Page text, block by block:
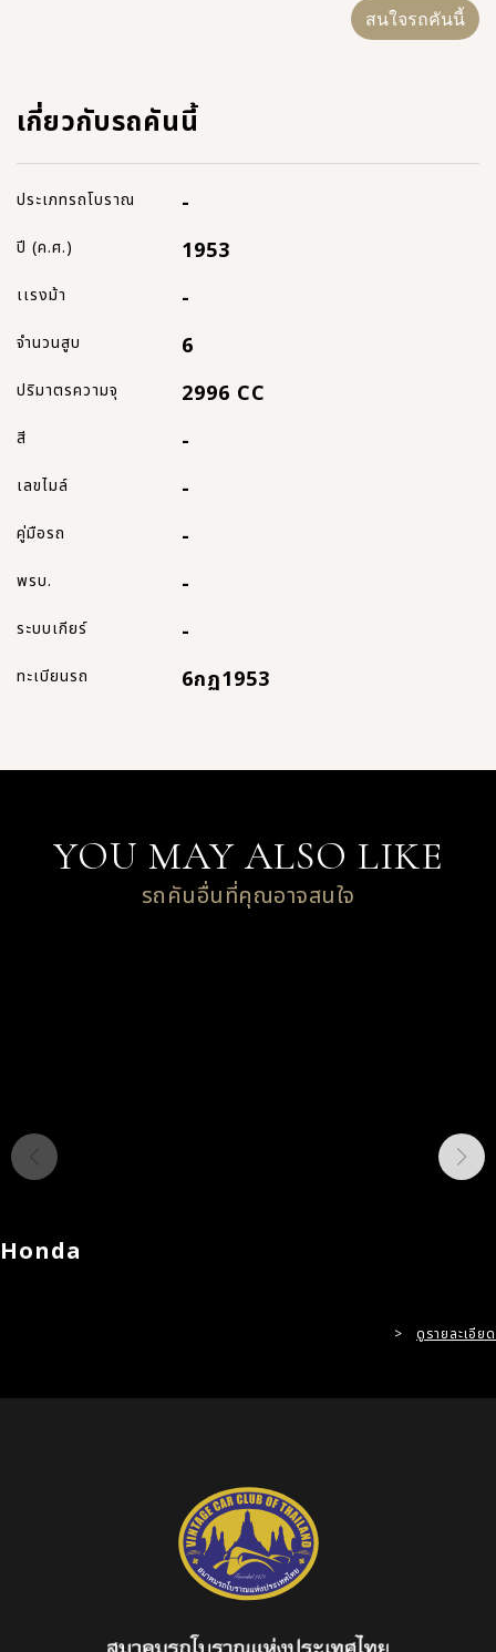
สนใจรถคันนี้
เกี่ยวกับรถคันนี้
ประเภทรถโบราณ -
ปี (ค.ศ.) 1953
เเรงม้า -
จำนวนสูบ 6
ปริมาตรความจุ 2996 CC
สี -
เลขไมล์ -
คู่มือรถ -
พรบ. -
ระบบเกียร์ -
ทะเบียนรถ 6กฏ1953
YOU MAY ALSO LIKE
รถคันอื่นที่คุณอาจสนใจ
Honda
> ดูรายละเอียด